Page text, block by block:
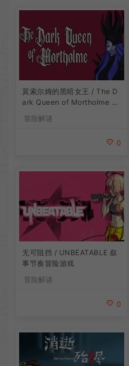
莫索尔姆的黑暗女王 / The D
ark Queen of Mortholme 多
结局叙事游戏
冒险解谜
0
无可阻挡 / UNBEATABLE 叙
事节奏冒险游戏
冒险解谜
0